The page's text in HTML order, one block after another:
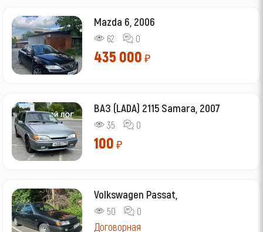
Mazda 6, 2006
62 0
435 000 ₽
ВАЗ (LADA) 2115 Samara, 2007
35 0
100 ₽
Volkswagen Passat,
50 0
Договорная